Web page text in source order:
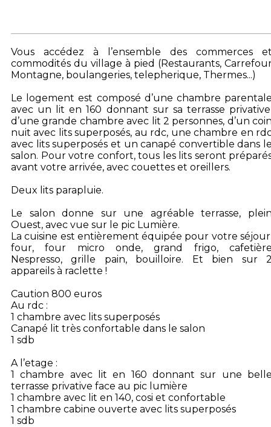
Vous accédez à l’ensemble des commerces
commodités du village à pied (Restaurants,
Montagne, boulangeries, telepherique, Thermes...)
Le logement est composé d’une chambre
avec un lit en 160 donnant sur sa terrasse
d’une grande chambre avec lit 2 personnes, d’un
nuit avec lits superposés, au rdc, une chambre en
avec lits superposés et un canapé convertible dans
salon. Pour votre confort, tous les lits seront
avant votre arrivée, avec couettes et oreillers.
Deux lits parapluie.
Le salon donne sur une agréable terrasse,
Ouest, avec vue sur le pic Lumière.
La cuisine est entièrement équipée pour votre
four, four micro onde, grand frigo,
Nespresso, grille pain, bouilloire. Et bien sur
appareils à raclette !
Caution 800 euros
Au rdc :
1 chambre avec lits superposés
Canapé lit très confortable dans le salon
1 sdb
A l’etage :
1 chambre avec lit en 160 donnant sur une
terrasse privative face au pic lumière
1 chambre avec lit en 140, cosi et confortable
1 chambre cabine ouverte avec lits superposés
1 sdb